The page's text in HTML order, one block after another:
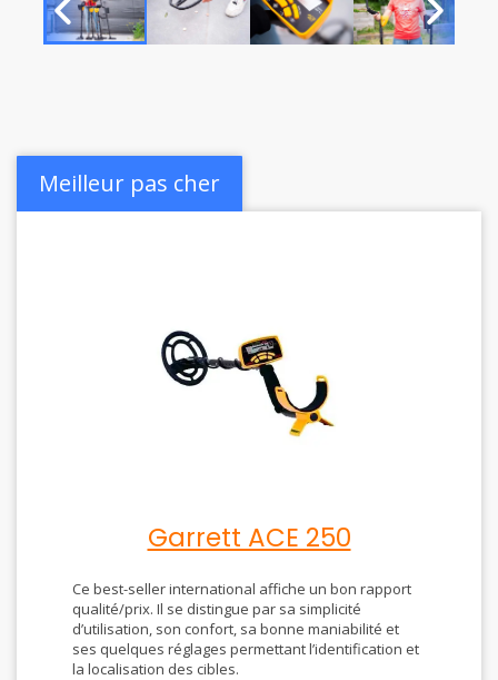
Meilleur pas cher
Garrett ACE 250
Ce best-seller international affiche un bon rapport
qualité/prix. Il se distingue par sa simplicité
d’utilisation, son confort, sa bonne maniabilité et
ses quelques réglages permettant l’identification et
la localisation des cibles.